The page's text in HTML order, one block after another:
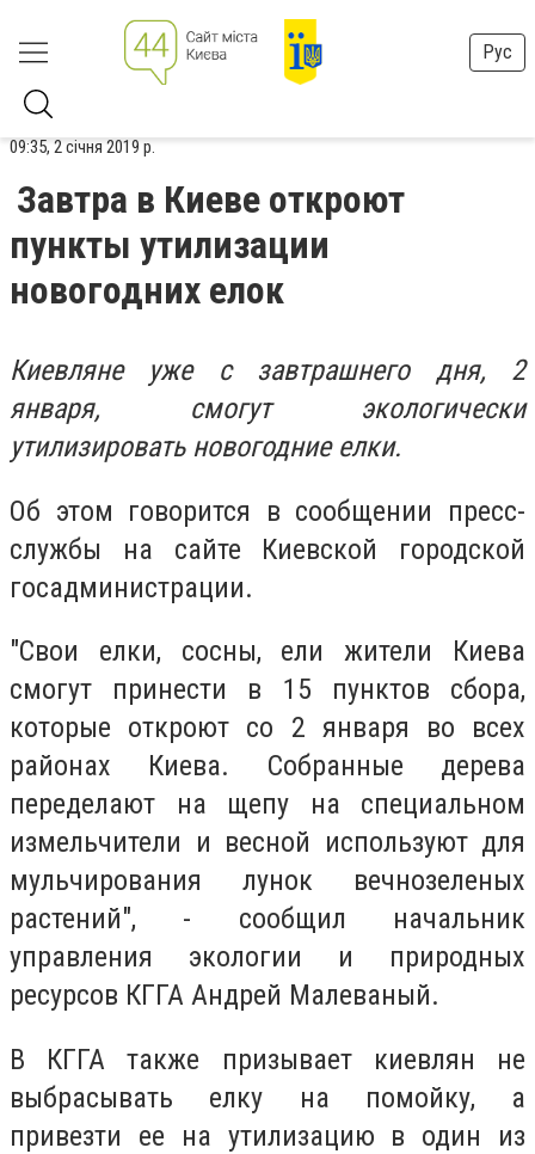
Рус
09:35, 2 січня 2019 р.
Завтра в Киеве откроют
пункты утилизации
новогодних елок
Киевляне уже с завтрашнего дня, 2
января, смогут экологически
утилизировать новогодние елки.
Об этом говорится в сообщении пресс-
службы на сайте Киевской городской
госадминистрации.
"Свои елки, сосны, ели жители Киева
смогут принести в 15 пунктов сбора,
которые откроют со 2 января во всех
районах Киева. Собранные дерева
переделают на щепу на специальном
измельчители и весной используют для
мульчирования лунок вечнозеленых
растений", - сообщил начальник
управления экологии и природных
ресурсов КГГА Андрей Малеваный.
В КГГА также призывает киевлян не
выбрасывать елку на помойку, а
привезти ее на утилизацию в один из